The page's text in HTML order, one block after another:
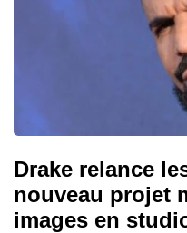
Drake relance
nouveau projet
images en